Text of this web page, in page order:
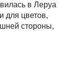
в Леруа
для цветов,
стороны,